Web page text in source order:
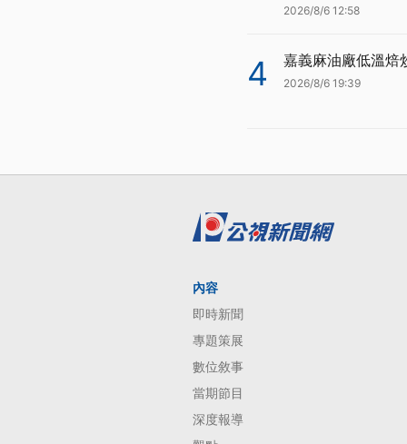
2026/8/6 12:58
4 嘉義麻油廠低溫焙
2026/8/6 19:39
內容
即時新聞
專題策展
數位敘事
當期節目
深度報導